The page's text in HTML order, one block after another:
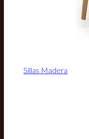
Sillas Madera